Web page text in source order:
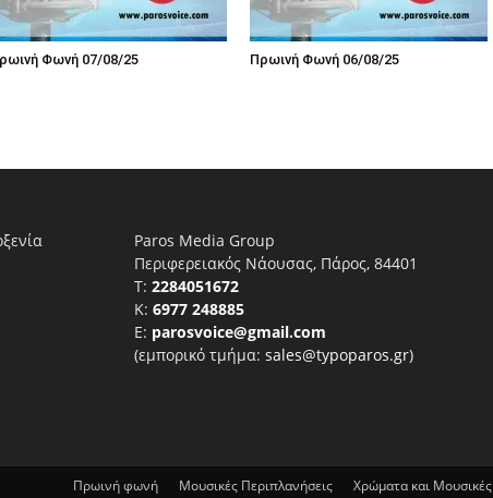
Φωνή 07/08/25 Πρωινή Φωνή 06/08/25
Paros Media Group
Περιφερειακός Νάουσας, Πάρος, 84401
T: 2284051672
Κ: 6977 248885
E: parosvoice@gmail.com
(εμπορικό τμήμα: sales@typoparos.gr)
Πρωινή φωνή Μουσικές Περιπλανήσεις Χρώματα και Μουσικές